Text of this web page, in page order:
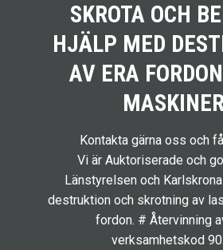
SKROTA OCH
HJÄLP MED
AV ERA
Kontakta gärna oss och
Vi är Auktoriserade och
Länstyrelsen och
destruktion och skrotning av
fordon. # Återvinning
verksamhetskod